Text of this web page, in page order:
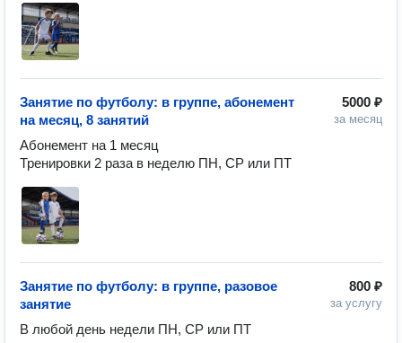
5000 ₽
за месяц
Занятие по футболу: в группе, абонемент
на месяц, 8 занятий
Абонемент на 1 месяц
Тренировки 2 раза в неделю ПН, СР или ПТ
800 ₽
за услугу
Занятие по футболу: в группе, разовое
занятие
В любой день недели ПН, СР или ПТ